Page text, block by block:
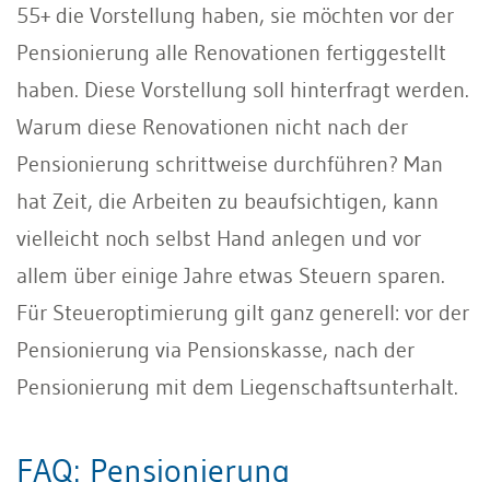
55+ die Vorstellung haben, sie möchten vor der
Pensionierung alle Renovationen fertiggestellt
haben. Diese Vorstellung soll hinterfragt werden.
Warum diese Renovationen nicht nach der
Pensionierung schrittweise durchführen? Man
hat Zeit, die Arbeiten zu beaufsichtigen, kann
vielleicht noch selbst Hand anlegen und vor
allem über einige Jahre etwas Steuern sparen.
Für Steueroptimierung gilt ganz generell: vor der
Pensionierung via Pensionskasse, nach der
Pensionierung mit dem Liegenschaftsunterhalt.
FAQ: Pensionierung